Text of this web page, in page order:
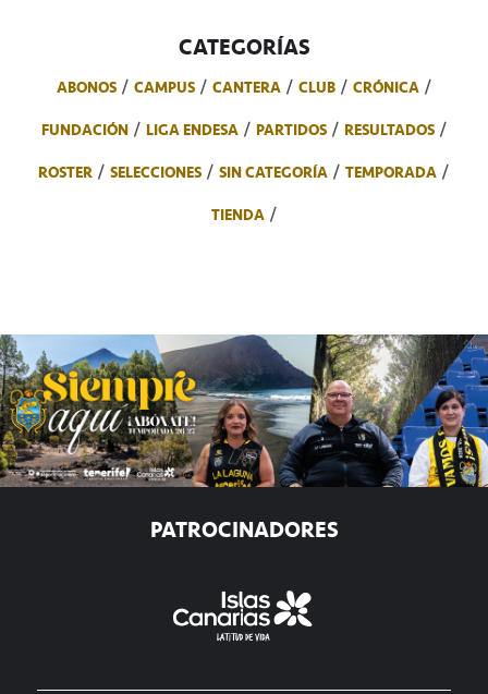
CATEGORÍAS
ABONOS CAMPUS CANTERA CLUB
CRÓNICA
FUNDACIÓN
LIGA ENDESA PARTIDOS
RESULTADOS
ROSTER
SELECCIONES SIN CATEGORÍA
TEMPORADA
TIENDA
PATROCINADORES